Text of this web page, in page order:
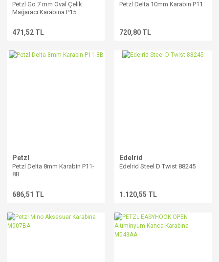
Petzl Go 7 mm Oval Çelik
Mağaracı Karabina P15
471,52 TL
Petzl Delta 10mm Karabin P11
720,80 TL
Petzl
Petzl Delta 8mm Karabin P11-
8B
686,51 TL
Edelrid
Edelrid Steel D Twist 88245
1.120,55 TL